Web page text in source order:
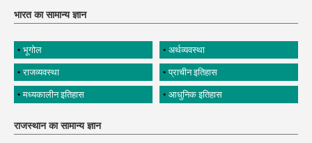
भारत का सामान्य ज्ञान
भूगोल
अर्थव्यवस्था
राजव्यवस्था
प्राचीन इतिहास
मध्यकालीन इतिहास
आधुनिक इतिहास
राजस्थान का सामान्य ज्ञान